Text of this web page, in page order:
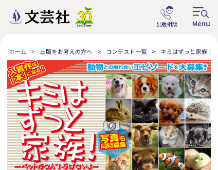
ホーム 出版をお考えの方へ コンテスト一覧 キミはずっと家族！